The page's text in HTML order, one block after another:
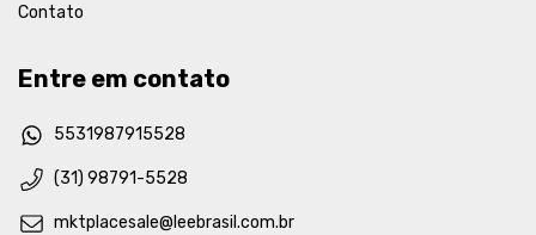
Contato
Entre em contato
5531987915528
(31) 98791-5528
mktplacesale@leebrasil.com.br